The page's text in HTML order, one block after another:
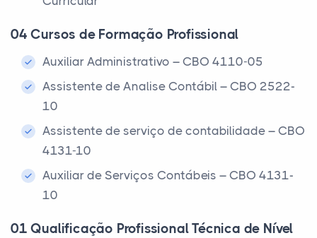
04 Cursos de Formação Profissional
Auxiliar Administrativo – CBO 4110-05
Assistente de Analise Contábil – CBO 2522-
10
Assistente de serviço de contabilidade – CBO
4131-10
Auxiliar de Serviços Contábeis – CBO 4131-
10
01 Qualificação Profissional Técnica de Nível